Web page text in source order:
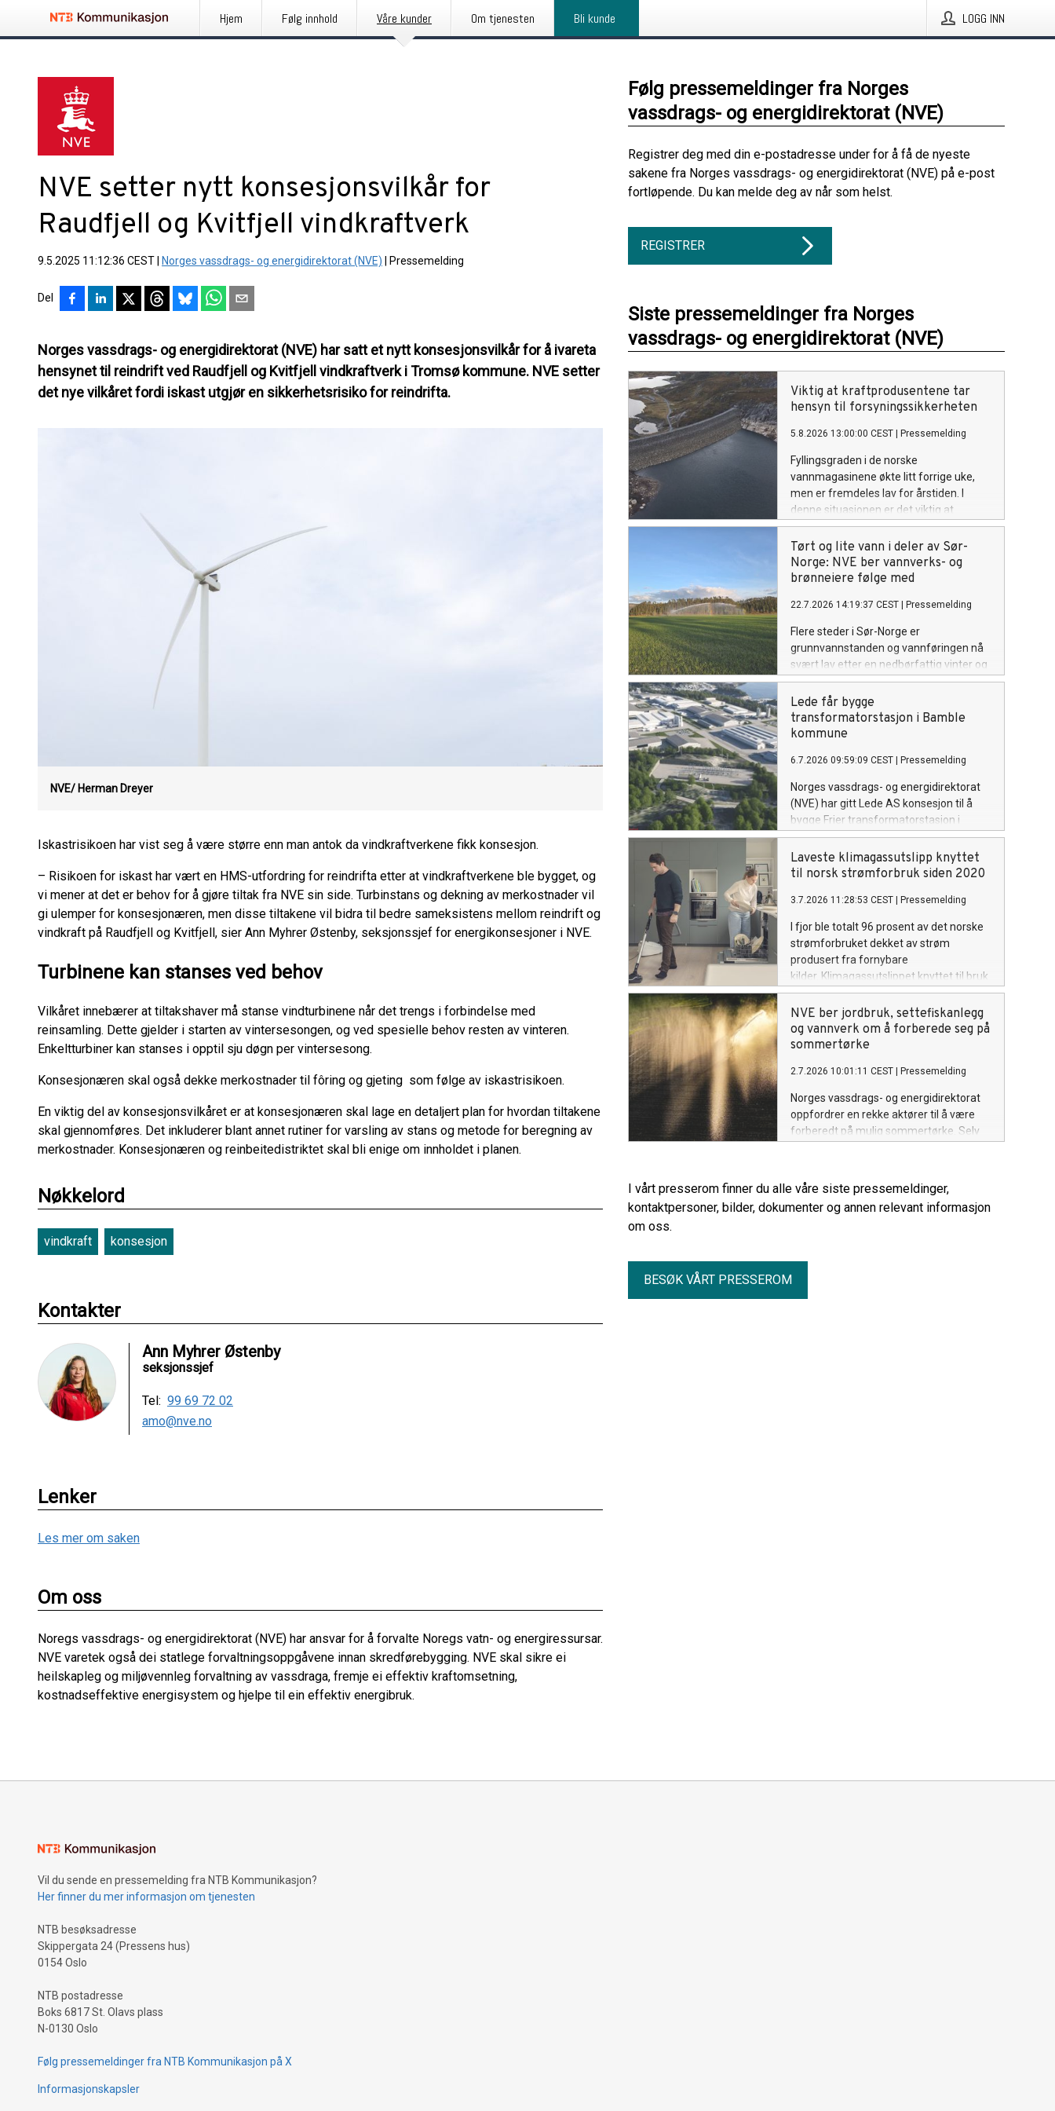
Hjem Følg innhold Våre kunder Om tjenesten Bli kunde LOGG INN
NVE setter nytt konsesjonsvilkår for
Raudfjell og Kvitfjell vindkraftverk
9.5.2025 11:12:36 CEST Norges vassdrags- og energidirektorat (NVE) Pressemelding
Del
Norges vassdrags- og energidirektorat (NVE) har satt et nytt konsesjonsvilkår for å ivareta
hensynet til reindrift ved Raudfjell og Kvitfjell vindkraftverk i Tromsø kommune. NVE setter
det nye vilkåret fordi iskast utgjør en sikkerhetsrisiko for reindrifta.
NVE/ Herman Dreyer
Iskastrisikoen har vist seg å være større enn man antok da vindkraftverkene fikk konsesjon.
– Risikoen for iskast har vært en HMS-utfordring for reindrifta etter at vindkraftverkene ble bygget, og
vi mener at det er behov for å gjøre tiltak fra NVE sin side. Turbinstans og dekning av merkostnader vil
gi ulemper for konsesjonæren, men disse tiltakene vil bidra til bedre sameksistens mellom reindrift og
vindkraft på Raudfjell og Kvitfjell, sier Ann Myhrer Østenby, seksjonssjef for energikonsesjoner i NVE.
Turbinene kan stanses ved behov
Vilkåret innebærer at tiltakshaver må stanse vindturbinene når det trengs i forbindelse med
reinsamling. Dette gjelder i starten av vintersesongen, og ved spesielle behov resten av vinteren.
Enkeltturbiner kan stanses i opptil sju døgn per vintersesong.
Konsesjonæren skal også dekke merkostnader til fôring og gjeting som følge av iskastrisikoen.
En viktig del av konsesjonsvilkåret er at konsesjonæren skal lage en detaljert plan for hvordan tiltakene
skal gjennomføres. Det inkluderer blant annet rutiner for varsling av stans og metode for beregning av
merkostnader. Konsesjonæren og reinbeitedistriktet skal bli enige om innholdet i planen.
Nøkkelord
vindkraft konsesjon
Kontakter
Ann Myhrer Østenby
seksjonssjef
Tel: 99 69 72 02
amo@nve.no
Lenker
Les mer om saken
Om oss
Noregs vassdrags- og energidirektorat (NVE) har ansvar for å forvalte Noregs vatn- og energiressursar.
NVE varetek også dei statlege forvaltningsoppgåvene innan skredførebygging. NVE skal sikre ei
heilskapleg og miljøvennleg forvaltning av vassdraga, fremje ei effektiv kraftomsetning,
kostnadseffektive energisystem og hjelpe til ein effektiv energibruk.
Følg pressemeldinger fra Norges
vassdrags- og energidirektorat (NVE)
Registrer deg med din e-postadresse under for å få de nyeste
sakene fra Norges vassdrags- og energidirektorat (NVE) på e-post
fortløpende. Du kan melde deg av når som helst.
REGISTRER
Siste pressemeldinger fra Norges
vassdrags- og energidirektorat (NVE)
Viktig at kraftprodusentene tar
hensyn til forsyningssikkerheten
5.8.2026 13:00:00 CEST Pressemelding
Fyllingsgraden i de norske
vannmagasinene økte litt forrige uke,
men er fremdeles lav for årstiden. I
denne situasjonen er det viktig at
vannkraftprodusentene tar inn over seg
ansvaret de har for vinterens
forsyningssikkerhet. NVE følger
utviklingen av kraftsituasjonen, i tett
NVE innføre en rapporteringsordning for
kraftprodusentene.
Tørt og lite vann i deler av Sør-
Norge: NVE ber vannverks- og
brønneiere følge med
22.7.2026 14:19:37 CEST Pressemelding
Flere steder i Sør-Norge er
grunnvannstanden og vannføringen nå
svært lav etter en nedbørfattig vinter og
en varm, tørr sommer. NVE ber
vannverkseiere, brønneiere og andre
som tar ut vann om å følge utviklingen
og være forberedt på å gjøre
kommer mye regn de neste ukene.
Lede får bygge
transformatorstasjon i Bamble
kommune
6.7.2026 09:59:09 CEST Pressemelding
Norges vassdrags- og energidirektorat
(NVE) har gitt Lede AS konsesjon til å
bygge Frier transformatorstasjon i
Telemark ved industriområdet Frier
Vest. De har også fått tillatelse til å
bygge to parallelle kraftledninger på 5,5
Herum transformatorstasjon.
Laveste klimagassutslipp knyttet
til norsk strømforbruk siden 2020
3.7.2026 11:28:53 CEST Pressemelding
I fjor ble totalt 96 prosent av det norske
strømforbruket dekket av strøm
produsert fra fornybare
kilder. Klimagassutslippet knyttet til bruk
av strøm i Norge har gått ned blant
annet på grunn av mindre import fra
naboland med høyere andel
kraftproduksjon med klimautslipp. Det
levert strøm i 2025.
NVE ber jordbruk, settefiskanlegg
og vannverk om å forberede seg på
sommertørke
2.7.2026 10:01:11 CEST Pressemelding
Norges vassdrags- og energidirektorat
oppfordrer en rekke aktører til å være
forberedt på mulig sommertørke. Selv
overvåking og tiltak dersom situasjonen
endrer seg gjennom sommeren.
I vårt presserom finner du alle våre siste pressemeldinger,
kontaktpersoner, bilder, dokumenter og annen relevant informasjon
om oss.
BESØK VÅRT PRESSEROM
Vil du sende en pressemelding fra NTB Kommunikasjon?
Her finner du mer informasjon om tjenesten
NTB besøksadresse
Skippergata 24 (Pressens hus)
0154 Oslo
NTB postadresse
Boks 6817 St. Olavs plass
N-0130 Oslo
Følg pressemeldinger fra NTB Kommunikasjon på X
Informasjonskapsler